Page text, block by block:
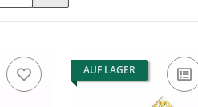
AUF LAGER